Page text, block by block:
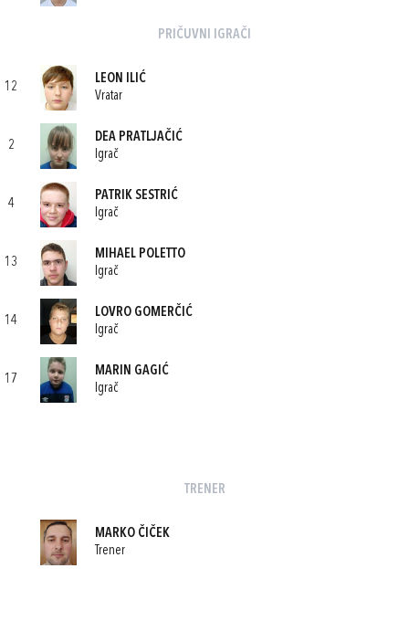
PRIČUVNI IGRAČI
12
LEON ILIĆ
Vratar
2
DEA PRATLJAČIĆ
Igrač
4
PATRIK SESTRIĆ
Igrač
13
MIHAEL POLETTO
Igrač
14
LOVRO GOMERČIĆ
Igrač
17
MARIN GAGIĆ
Igrač
TRENER
MARKO ČIČEK
Trener